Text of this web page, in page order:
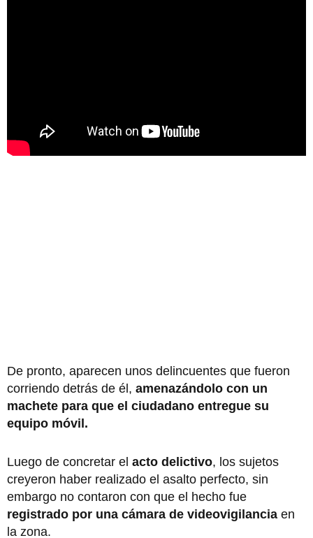
De pronto, aparecen unos delincuentes que fueron
corriendo detrás de él, amenazándolo con un
machete para que el ciudadano entregue su
equipo móvil.
Luego de concretar el acto delictivo, los sujetos
creyeron haber realizado el asalto perfecto, sin
embargo no contaron con que el hecho fue
registrado por una cámara de videovigilancia en
la zona.